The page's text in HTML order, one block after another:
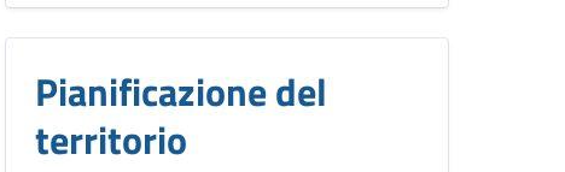
Pianificazione del
territorio